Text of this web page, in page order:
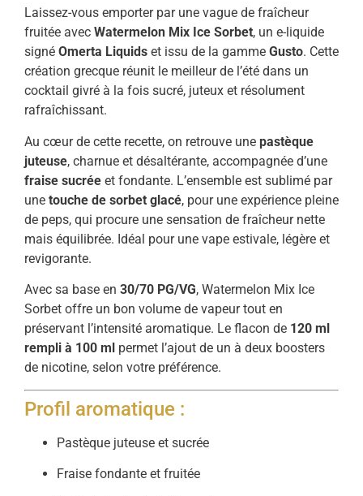
Laissez-vous emporter par une vague de fraîcheur
fruitée avec Watermelon Mix Ice Sorbet, un e-liquide
signé Omerta Liquids et issu de la gamme Gusto. Cette
création grecque réunit le meilleur de l’été dans un
cocktail givré à la fois sucré, juteux et résolument
rafraîchissant.
Au cœur de cette recette, on retrouve une pastèque
juteuse, charnue et désaltérante, accompagnée d’une
fraise sucrée et fondante. L’ensemble est sublimé par
une touche de sorbet glacé, pour une expérience pleine
de peps, qui procure une sensation de fraîcheur nette
mais équilibrée. Idéal pour une vape estivale, légère et
revigorante.
Avec sa base en 30/70 PG/VG, Watermelon Mix Ice
Sorbet offre un bon volume de vapeur tout en
préservant l’intensité aromatique. Le flacon de 120 ml
rempli à 100 ml permet l’ajout de un à deux boosters
de nicotine, selon votre préférence.
Profil aromatique :
Pastèque juteuse et sucrée
Fraise fondante et fruitée